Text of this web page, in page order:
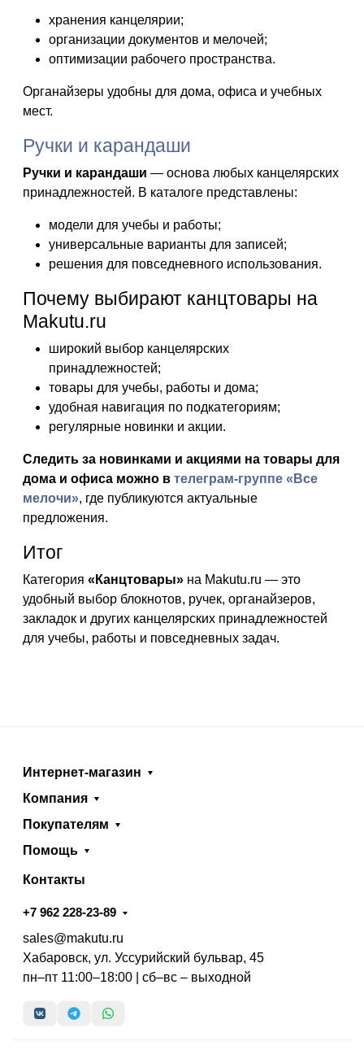
хранения канцелярии;
организации документов и мелочей;
оптимизации рабочего пространства.
Органайзеры удобны для дома, офиса и учебных
мест.
Ручки и карандаши
Ручки и карандаши — основа любых канцелярских
принадлежностей. В каталоге представлены:
модели для учебы и работы;
универсальные варианты для записей;
решения для повседневного использования.
Почему выбирают канцтовары на
Makutu.ru
широкий выбор канцелярских
принадлежностей;
товары для учебы, работы и дома;
удобная навигация по подкатегориям;
регулярные новинки и акции.
Следить за новинками и акциями на товары для
дома и офиса можно в телеграм-группе «Все
мелочи», где публикуются актуальные
предложения.
Итог
Категория «Канцтовары» на Makutu.ru — это
удобный выбор блокнотов, ручек, органайзеров,
закладок и других канцелярских принадлежностей
для учебы, работы и повседневных задач.
Интернет-магазин
Компания
Покупателям
Помощь
Контакты
+7 962 228-23-89
sales@makutu.ru
Хабаровск, ул. Уссурийский бульвар, 45
пн–пт 11:00–18:00 | сб–вс – выходной